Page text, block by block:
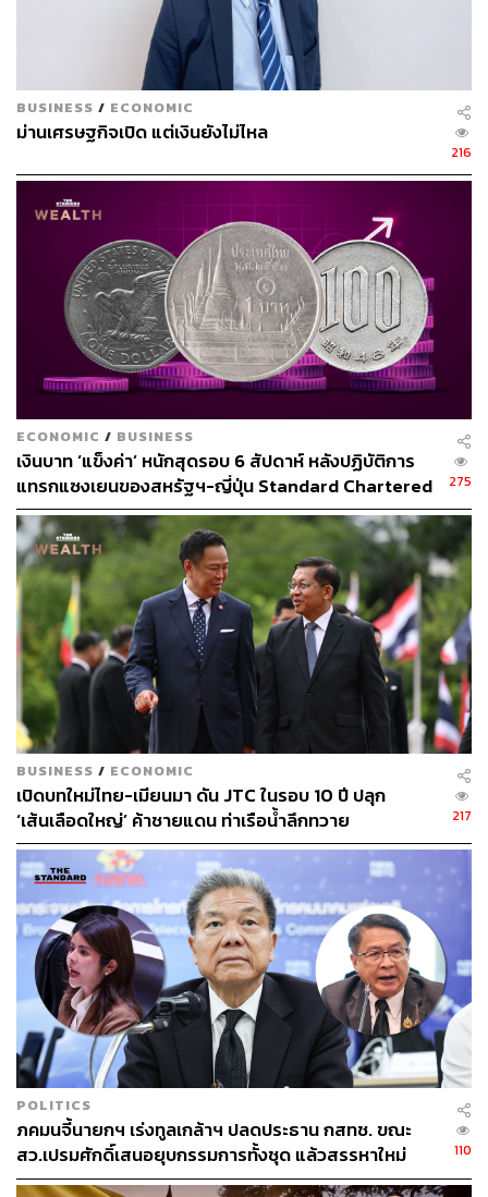
ย้ำหน้าที่คุมบาทไม่ให้ผันผวน ป้องกันตลาดช็อก
ชญาวดียืนยันว่า ธปท.มีหน้าที่ดูแลเสถียรภาพของค่าเงินบาท
ทั้งขาอ่อนค่า และขาแข็งค่า ไม่ให้การเคลื่อนไหวผันผวนเกิน
ไปจนผู้ประกอบการไม่สามารถตั้งราคาได้ นอกจากนี้ยังต้อง
ปกติ เพื่อป้องกันไม่ให้ตลาดเกิดภาวะช็อกหรือหยุดชะงักจน
ไปต่อไม่ได้
ชี้ Supply Shock แก้ด้วยดอกเบี้ยไม่ได้
ชญาวดีกล่าวถึงประเด็นดอกเบี้ยนโยบายว่า ดอกเบี้ยนโยบาย
มีหน้าที่ยึดเหนี่ยวคาดการณ์เงินเฟ้อ นอกจากนี้ โดยตามหลัก
การตามตำราระบุว่า ถ้าเศรษฐกิจเผชิญกับภาวะช็อกด้าน
อุปทาน (Supply Shock) ธนาคารกลางสามารถมองข้ามได้
(Look Through) เนื่องจากการปรับดอกเบี้ยนโยบายไม่ได้
สามารถแก้ปัญหาด้านอุปทานได้ แต่ถ้าปัญหานั้นส่งผ่านไปถึง
อุปสงค์ (Demand) หรือการใช้จ่ายก็ค่อยเป็นหน้าที่ของ
ดอกเบี้ยนโยบาย
สามารถติดตาม THE STANDARD WEALTH
ผ่านแอปพลิเคชันต่างๆ ที่คุณสะดวกหรือใช้งานอยู่แล้วได้เลย
TAGS: ชญาวดี ชัยอนันต์ Supply Shock
เศรษฐกิจไทย
อุปสงค์
GDP
ราคาพลังงาน
ธนาคารแห่งประเทศไทย
ค่าเงินบาท
Middle East
ดอกเบี้ยนโยบาย
เชื้อไวรัสโคโรนา COVID-19
214
ABOUT THE AUTHOR
BUSINESS / ECONOMIC
ม่านเศรษฐกิจเปิด แต่เงินยังไม่ไหล
216
ECONOMIC / BUSINESS
เงินบาท ‘แข็งค่า’ หนักสุดรอบ 6 สัปดาห์ หลังปฏิบัติการ
แทรกแซงเยนของสหรัฐฯ-ญี่ปุ่น Standard Chartered
เปิดเป้าสิ้นปีนี้จ่อแข็งต่อแตะ 32.50 บาทต่อดอลลาร์
275
BUSINESS / ECONOMIC
เปิดบทใหม่ไทย-เมียนมา ดัน JTC ในรอบ 10 ปี ปลุก
‘เส้นเลือดใหญ่’ ค้าชายแดน ท่าเรือน้ำลึกทวาย
217
POLITICS
ภคมนจี้นายกฯ เร่งทูลเกล้าฯ ปลดประธาน กสทช. ขณะ
สว.เปรมศักดิ์เสนอยุบกรรมการทั้งชุด แล้วสรรหาใหม่
110